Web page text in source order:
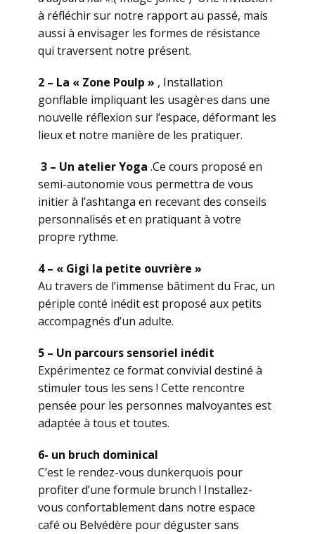
à réfléchir sur notre rapport au passé, mais
aussi à envisager les formes de résistance
qui traversent notre présent.
2 – La « Zone Poulp » , Installation
gonflable impliquant les usagèr·es dans une
nouvelle réflexion sur l’espace, déformant les
lieux et notre manière de les pratiquer.
3 – Un atelier Yoga .Ce cours proposé en
semi-autonomie vous permettra de vous
initier à l’ashtanga en recevant des conseils
personnalisés et en pratiquant à votre
propre rythme.
4 – « Gigi la petite ouvrière »
Au travers de l’immense bâtiment du Frac, un
périple conté inédit est proposé aux petits
accompagnés d’un adulte.
5 – Un parcours sensoriel inédit
Expérimentez ce format convivial destiné à
stimuler tous les sens ! Cette rencontre
pensée pour les personnes malvoyantes est
adaptée à tous et toutes.
6- un bruch dominical
C’est le rendez-vous dunkerquois pour
profiter d’une formule brunch ! Installez-
vous confortablement dans notre espace
café ou Belvédère pour déguster sans